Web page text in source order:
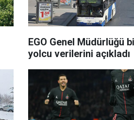
EGO Genel Müdürlüğü
yolcu verilerini açıkladı